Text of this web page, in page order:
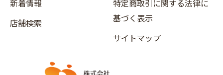
新着情報
店舗検索
特定商取引に関する法律に
基づく表示
サイトマップ